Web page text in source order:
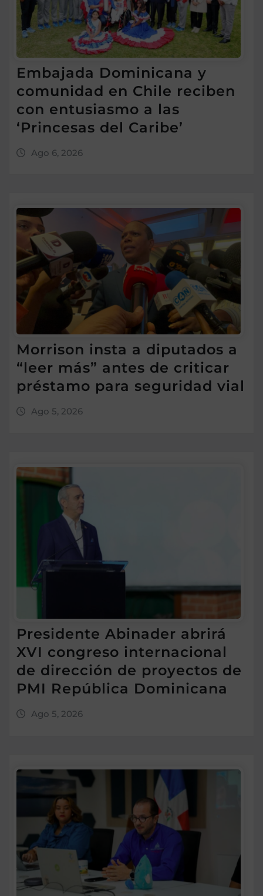
Embajada Dominicana y
comunidad en Chile reciben
con entusiasmo a las
‘Princesas del Caribe’
Ago 6, 2026
Morrison insta a diputados a
“leer más” antes de criticar
préstamo para seguridad vial
Ago 5, 2026
Presidente Abinader abrirá
XVI congreso internacional
de dirección de proyectos de
PMI República Dominicana
Ago 5, 2026